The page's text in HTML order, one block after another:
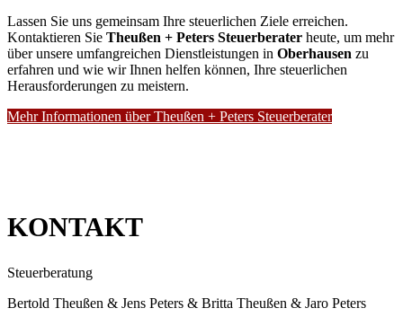
Lassen Sie uns gemeinsam Ihre steuerlichen Ziele erreichen.
Kontaktieren Sie Theußen + Peters Steuerberater heute, um mehr
über unsere umfangreichen Dienstleistungen in Oberhausen zu
erfahren und wie wir Ihnen helfen können, Ihre steuerlichen
Herausforderungen zu meistern.
Mehr Informationen über Theußen + Peters Steuerberater
KONTAKT
Steuerberatung
Bertold Theußen & Jens Peters & Britta Theußen & Jaro Peters